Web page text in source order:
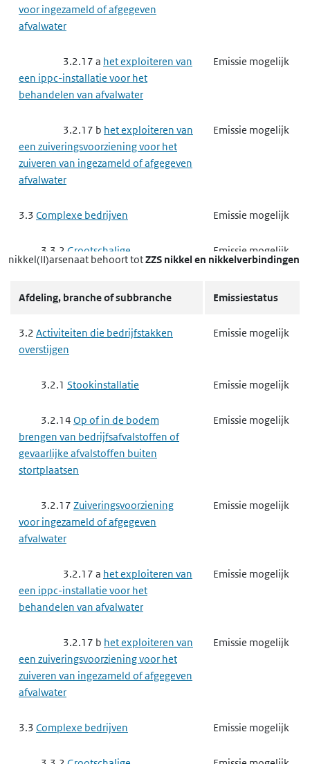
voor ingezameld of afgegeven
afvalwater
3.2.17 a het exploiteren van
een ippc-installatie voor het
behandelen van afvalwater
Emissie mogelijk
3.2.17 b het exploiteren van
een zuiveringsvoorziening voor het
zuiveren van ingezameld of afgegeven
afvalwater
Emissie mogelijk
3.3 Complexe bedrijven Emissie mogelijk
3.3.2 Grootschalige
Energieopwekking
Emissie mogelijk
3.3.3Raffinaderij Emissie mogelijk
Raffinaderij Proces 9
Afvalwaterbehandeling
Emissie mogelijk
3.3.5 Vergassen of vloeibaar
brandstoffen
Emissie mogelijk
3.3.6Basismetaal
een ippc-installatie voor het roosten
of sinteren van ertsen
een ippc-installatie voor het maken
van ijzer of staal
een andere milieubelastende
installatie voor het maken van ijzer of
staal
een ippc-installatie voor het smelten
nikkel(II)arsenaat behoort totZZS nikkel en nikkelverbindingen
Afdeling, branche of subbranche Emissiestatus
3.2 Activiteiten die bedrijfstakken
overstijgen
Emissie mogelijk
3.2.1 Stookinstallatie Emissie mogelijk
3.2.14 Op of in de bodem
brengen van bedrijfsafvalstoffen of
gevaarlijke afvalstoffen buiten
stortplaatsen
Emissie mogelijk
3.2.17 Zuiveringsvoorziening
voor ingezameld of afgegeven
afvalwater
Emissie mogelijk
3.2.17 a het exploiteren van
een ippc-installatie voor het
behandelen van afvalwater
Emissie mogelijk
3.2.17 b het exploiteren van
een zuiveringsvoorziening voor het
zuiveren van ingezameld of afgegeven
afvalwater
Emissie mogelijk
3.3 Complexe bedrijven Emissie mogelijk
3.3.2 Grootschalige Emissie mogelijk